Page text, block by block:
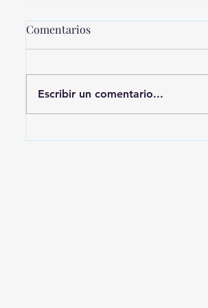
Comentarios
Escribir un comentario...